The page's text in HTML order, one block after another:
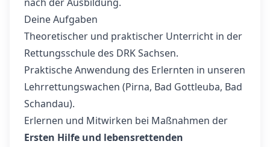
Deine Aufgaben
Theoretischer und praktischer Unterricht in der
Rettungsschule des DRK Sachsen.
Praktische Anwendung des Erlernten in unseren
Lehrrettungswachen (Pirna, Bad Gottleuba, Bad
Schandau).
Erlernen und Mitwirken bei Maßnahmen der
Ersten Hilfe und lebensrettenden